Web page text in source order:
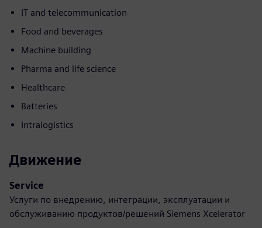
IT and telecommunication
Food and beverages
Machine building
Pharma and life science
Healthcare
Batteries
Intralogistics
Движение
Service
Услуги по внедрению, интеграции, эксплуатации и
обслуживанию продуктов/решений Siemens Xcelerator